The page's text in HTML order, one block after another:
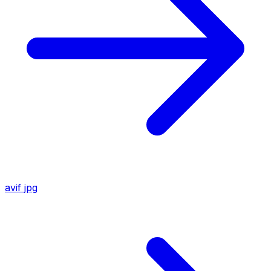
avif jpg